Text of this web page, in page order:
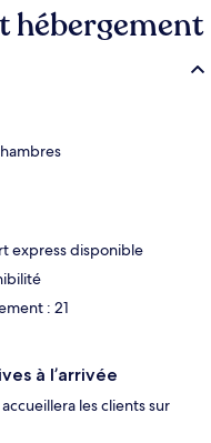
à 14 minutes.
hébergement
express disponible
: 21
à l’arrivée
les clients sur